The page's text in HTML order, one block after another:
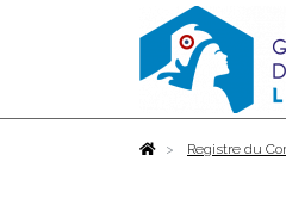
AccueilRegistre du